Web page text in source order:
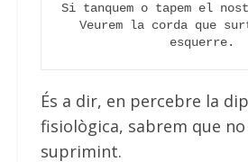
Si tanquem o tapem el
Veurem la corda que
esquerre.
És a dir, en percebre la
fisiològica, sabrem que
suprimint.